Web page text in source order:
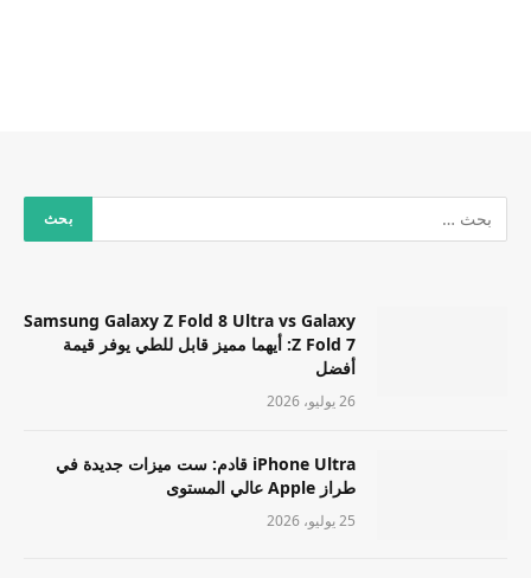
Samsung Galaxy Z Fold 8 Ultra vs Galaxy
Z Fold 7: أيهما مميز قابل للطي يوفر قيمة
أفضل
26 يوليو، 2026
iPhone Ultra قادم: ست ميزات جديدة في
طراز Apple عالي المستوى
25 يوليو، 2026